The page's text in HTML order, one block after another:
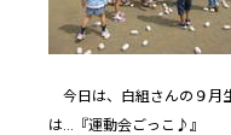
今日は、白組さんの９月
は…『運動会ごっこ♪』